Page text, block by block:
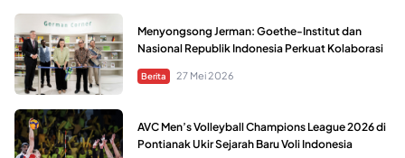
Menyongsong Jerman: Goethe-Institut dan
Nasional Republik Indonesia Perkuat Kolaborasi
Berita 27 Mei 2026
AVC Men’s Volleyball Champions League 2026 di
Pontianak Ukir Sejarah Baru Voli Indonesia